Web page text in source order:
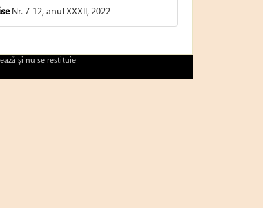
Nr. 7-12, anul XXXII, 2022
şi nu se restituie